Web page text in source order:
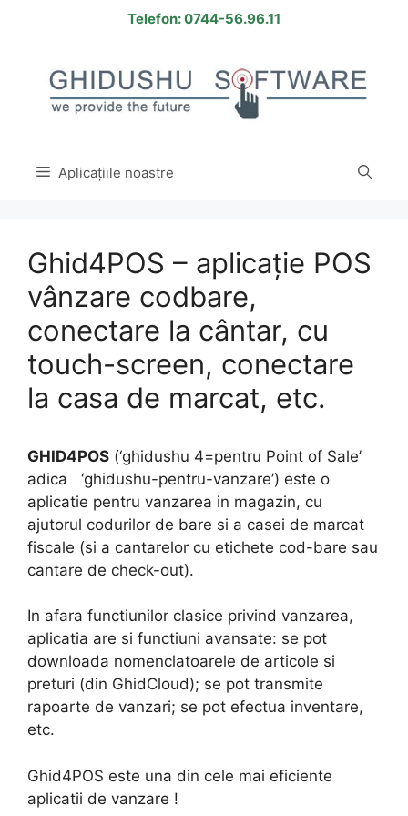
Telefon: 0744-56.96.11
Aplicațiile noastre
Ghid4POS – aplicație POS
vânzare codbare,
conectare la cântar, cu
touch-screen, conectare
la casa de marcat, etc.
GHID4POS (‘ghidushu 4=pentru Point of Sale’
adica ‘ghidushu-pentru-vanzare’) este o
aplicatie pentru vanzarea in magazin, cu
ajutorul codurilor de bare si a casei de marcat
fiscale (si a cantarelor cu etichete cod-bare sau
cantare de check-out).
In afara functiunilor clasice privind vanzarea,
aplicatia are si functiuni avansate: se pot
downloada nomenclatoarele de articole si
preturi (din GhidCloud); se pot transmite
rapoarte de vanzari; se pot efectua inventare,
etc.
Ghid4POS este una din cele mai eficiente
aplicatii de vanzare !